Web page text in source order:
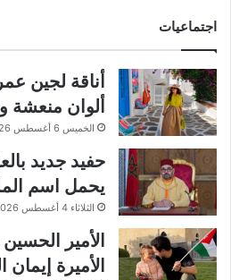
اجتماعيات
أناقة لجين
ألوان منعشة
الخميس 6 أغسطس 2026 الساعة 12:14 ص
حفيد جديد
يحمل اسم
الثلاثاء 4 أغسطس 2026 الساعة 2:52 ص
الأمير
الأميرة